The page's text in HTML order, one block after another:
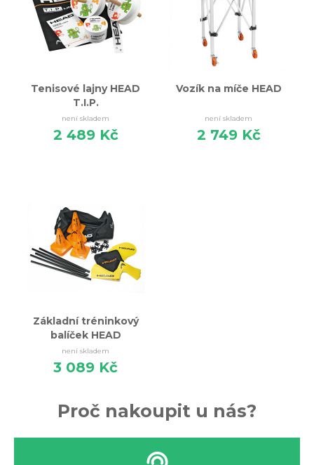
Tenisové lajny HEAD
T.I.P.
není skladem
2 489 Kč
Vozík na míče HEAD
není skladem
2 749 Kč
Základní tréninkový
balíček HEAD
není skladem
3 089 Kč
Proč nakoupit u nás?